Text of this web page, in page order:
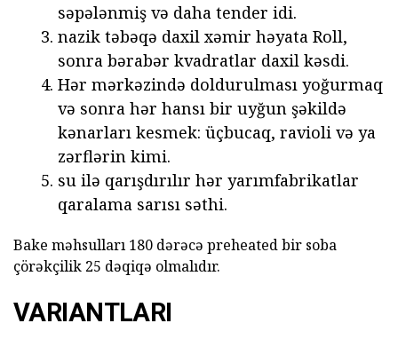
səpələnmiş və daha tender idi.
nazik təbəqə daxil xəmir həyata Roll,
sonra bərabər kvadratlar daxil kəsdi.
Hər mərkəzində doldurulması yoğurmaq
və sonra hər hansı bir uyğun şəkildə
kənarları kesmek: üçbucaq, ravioli və ya
zərflərin kimi.
su ilə qarışdırılır hər yarımfabrikatlar
qaralama sarısı səthi.
Bake məhsulları 180 dərəcə preheated bir soba
çörəkçilik 25 dəqiqə olmalıdır.
VARIANTLARI